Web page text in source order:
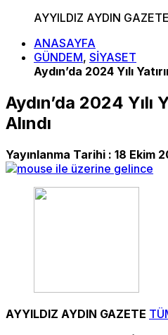
AYYILDIZ AYDIN
ANASAYFA
GÜNDEM, SİYASET
Aydın’da 2024 Yılı
Aydın’da 2024 Yılı
Alındı
Yayınlanma Tarihi : 18 Ekim
AYYILDIZ AYDIN GAZETE